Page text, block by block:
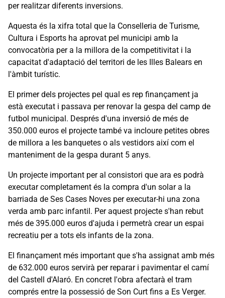
per realitzar diferents inversions.
Aquesta és la xifra total que la Conselleria de Turisme,
Cultura i Esports ha aprovat pel municipi amb la
convocatòria per a la millora de la competitivitat i la
capacitat d'adaptació del territori de les Illes Balears en
l'àmbit turístic.
El primer dels projectes pel qual es rep finançament ja
està executat i passava per renovar la gespa del camp de
futbol municipal. Després d'una inversió de més de
350.000 euros el projecte també va incloure petites obres
de millora a les banquetes o als vestidors així com el
manteniment de la gespa durant 5 anys.
Un projecte important per al consistori que ara es podrà
executar completament és la compra d'un solar a la
barriada de Ses Cases Noves per executar-hi una zona
verda amb parc infantil. Per aquest projecte s'han rebut
més de 395.000 euros d'ajuda i permetrà crear un espai
recreatiu per a tots els infants de la zona.
El finançament més important que s'ha assignat amb més
de 632.000 euros servirà per reparar i pavimentar el camí
del Castell d'Alaró. En concret l'obra afectarà el tram
comprés entre la possessió de Son Curt fins a Es Verger.